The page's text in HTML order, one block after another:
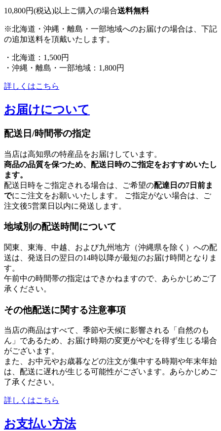
10,800円(税込)以上ご購入の場合送料無料
※北海道・沖縄・離島・一部地域へのお届けの場合は、下記
の追加送料を頂戴いたします。
・北海道：1,500円
・沖縄・離島・一部地域：1,800円
詳しくはこちら
お届けについて
配送日/時間帯の指定
当店は高知県の特産品をお届けしています。
商品の品質を保つため、配送日時のご指定をおすすめいたし
ます。
配送日時をご指定される場合は、ご希望の配達日の7日前ま
でにご注文をお願いいたします。 ご指定がない場合は、ご
注文後5営業日以内に発送します。
地域別の配送時間について
関東、東海、中越、および九州地方（沖縄県を除く）への配
送は、発送日の翌日の14時以降が最短のお届け時間となりま
す。
午前中の時間帯の指定はできかねますので、あらかじめご了
承ください。
その他配送に関する注意事項
当店の商品はすべて、季節や天候に影響される「自然のも
ん」であるため、お届け時期の変更がやむを得ず生じる場合
がございます。
また、お中元やお歳暮などの注文が集中する時期や年末年始
は、配送に遅れが生じる可能性がございます。あらかじめご
了承ください。
詳しくはこちら
お支払い方法